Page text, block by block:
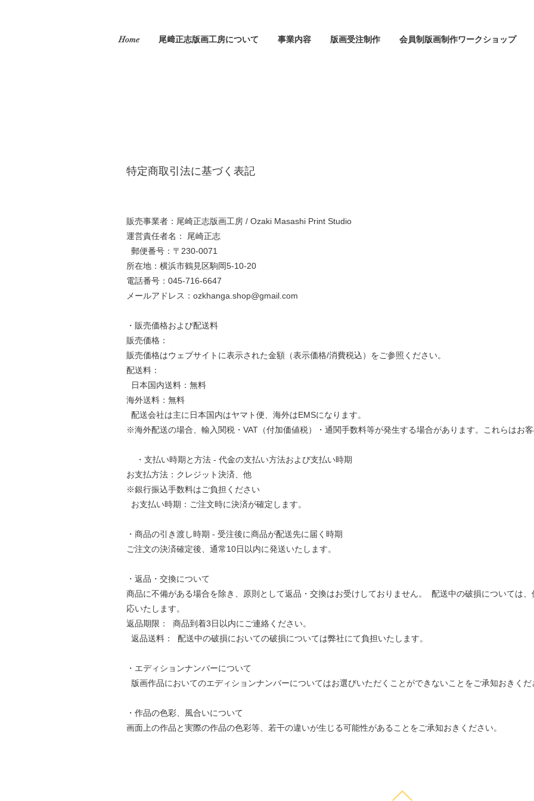
Home 尾﨑正志版画工房について 事業内容 版画受注制作 会員制版画制作ワークショップ
特定商取引法に基づく表記
販売事業者：尾崎正志版画工房 / Ozaki Masashi Print Studio
運営責任者名： 尾崎正志
郵便番号：〒230-0071
所在地：横浜市鶴見区駒岡5-10-20
電話番号：045-716-6647
メールアドレス：ozkhanga.shop@gmail.com
・販売価格および配送料
販売価格：
販売価格はウェブサイトに表示された金額（表示価格/消費税込）をご参照ください。
配送料：
日本国内送料：無料
海外送料：無料
配送会社は主に日本国内はヤマト便、海外はEMSになります。
※海外配送の場合、輸入関税・VAT（付加価値税）・通関手数料等が発生する場合があります。これらはお客
・支払い時期と方法 - 代金の支払い方法および支払い時期
お支払方法：クレジット決済、他
※銀行振込手数料はご負担ください
お支払い時期：ご注文時に決済が確定します。
・商品の引き渡し時期 - 受注後に商品が配送先に届く時期
ご注文の決済確定後、通常10日以内に発送いたします。
・返品・交換について
商品に不備がある場合を除き、原則として返品・交換はお受けしておりません。 配送中の破損については
応いたします。
返品期限： 商品到着3日以内にご連絡ください。
返品送料： 配送中の破損においての破損については弊社にて負担いたします。
・エディションナンバーについて
版画作品においてのエディションナンバーについてはお選びいただくことができないことをご承知おきくだ
・作品の色彩、風合いについて
画面上の作品と実際の作品の色彩等、若干の違いが生じる可能性があることをご承知おきください。